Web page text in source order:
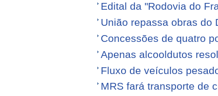
Edital da "Rodovia do
União repassa obras do
Concessões de quatro
Apenas alcooldutos
Fluxo de veículos
MRS fará transporte de